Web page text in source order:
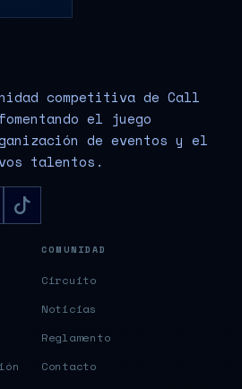
competitiva de Call
el juego
de eventos y el
talentos.
COMUNIDAD
Circuito
Noticias
Reglamento
Contacto